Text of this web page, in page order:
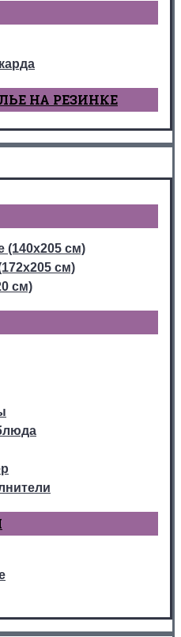
НА РЕЗИНКЕ
(140х205 см)
см)
см)